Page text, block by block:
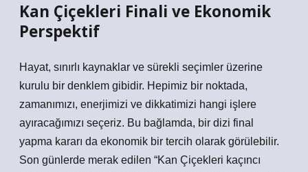
Kan Çiçekleri Finali ve Ekonomik
Perspektif
Hayat, sınırlı kaynaklar ve sürekli seçimler üzerine
kurulu bir denklem gibidir. Hepimiz bir noktada,
zamanımızı, enerjimizi ve dikkatimizi hangi işlere
ayıracağımızı seçeriz. Bu bağlamda, bir dizi final
yapma kararı da ekonomik bir tercih olarak görülebilir.
Son günlerde merak edilen “Kan Çiçekleri kaçıncı